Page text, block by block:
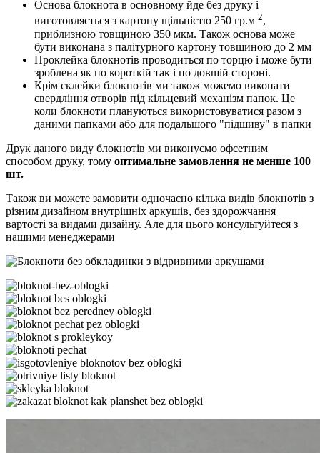
Основа блокнота в основному йде без друку і
виготовляється з картону щільністю 250 гр.м 2,
приблизною товщиною 350 мкм. Також основа може
бути виконана з палітурного картону товщиною до 2 мм
Проклейка блокнотів проводиться по торцю і може бути
зроблена як по короткій так і по довшій стороні.
Крім склейки блокнотів ми також можемо виконати
свердління отворів під кільцевий механізм папок. Це
коли блокноти плануються використовуватися разом з
даними папками або для подальшого "підшиву" в папки
Друк даного виду блокнотів ми виконуємо офсетним
способом друку, тому оптимальне замовлення не менше 100
шт.
Також ви можете замовити одночасно кілька видів блокнотів з
різним дизайном внутрішніх аркушів, без здорожчання
вартості за видами дизайну. Але для цього консультуйтеся з
нашими менеджерами